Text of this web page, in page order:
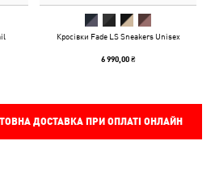
Кросівки Fade LS Sneakers Unisex
6 990,00 ₴
ДОСТАВКА ПРИ ОПЛАТІ ОНЛАЙН